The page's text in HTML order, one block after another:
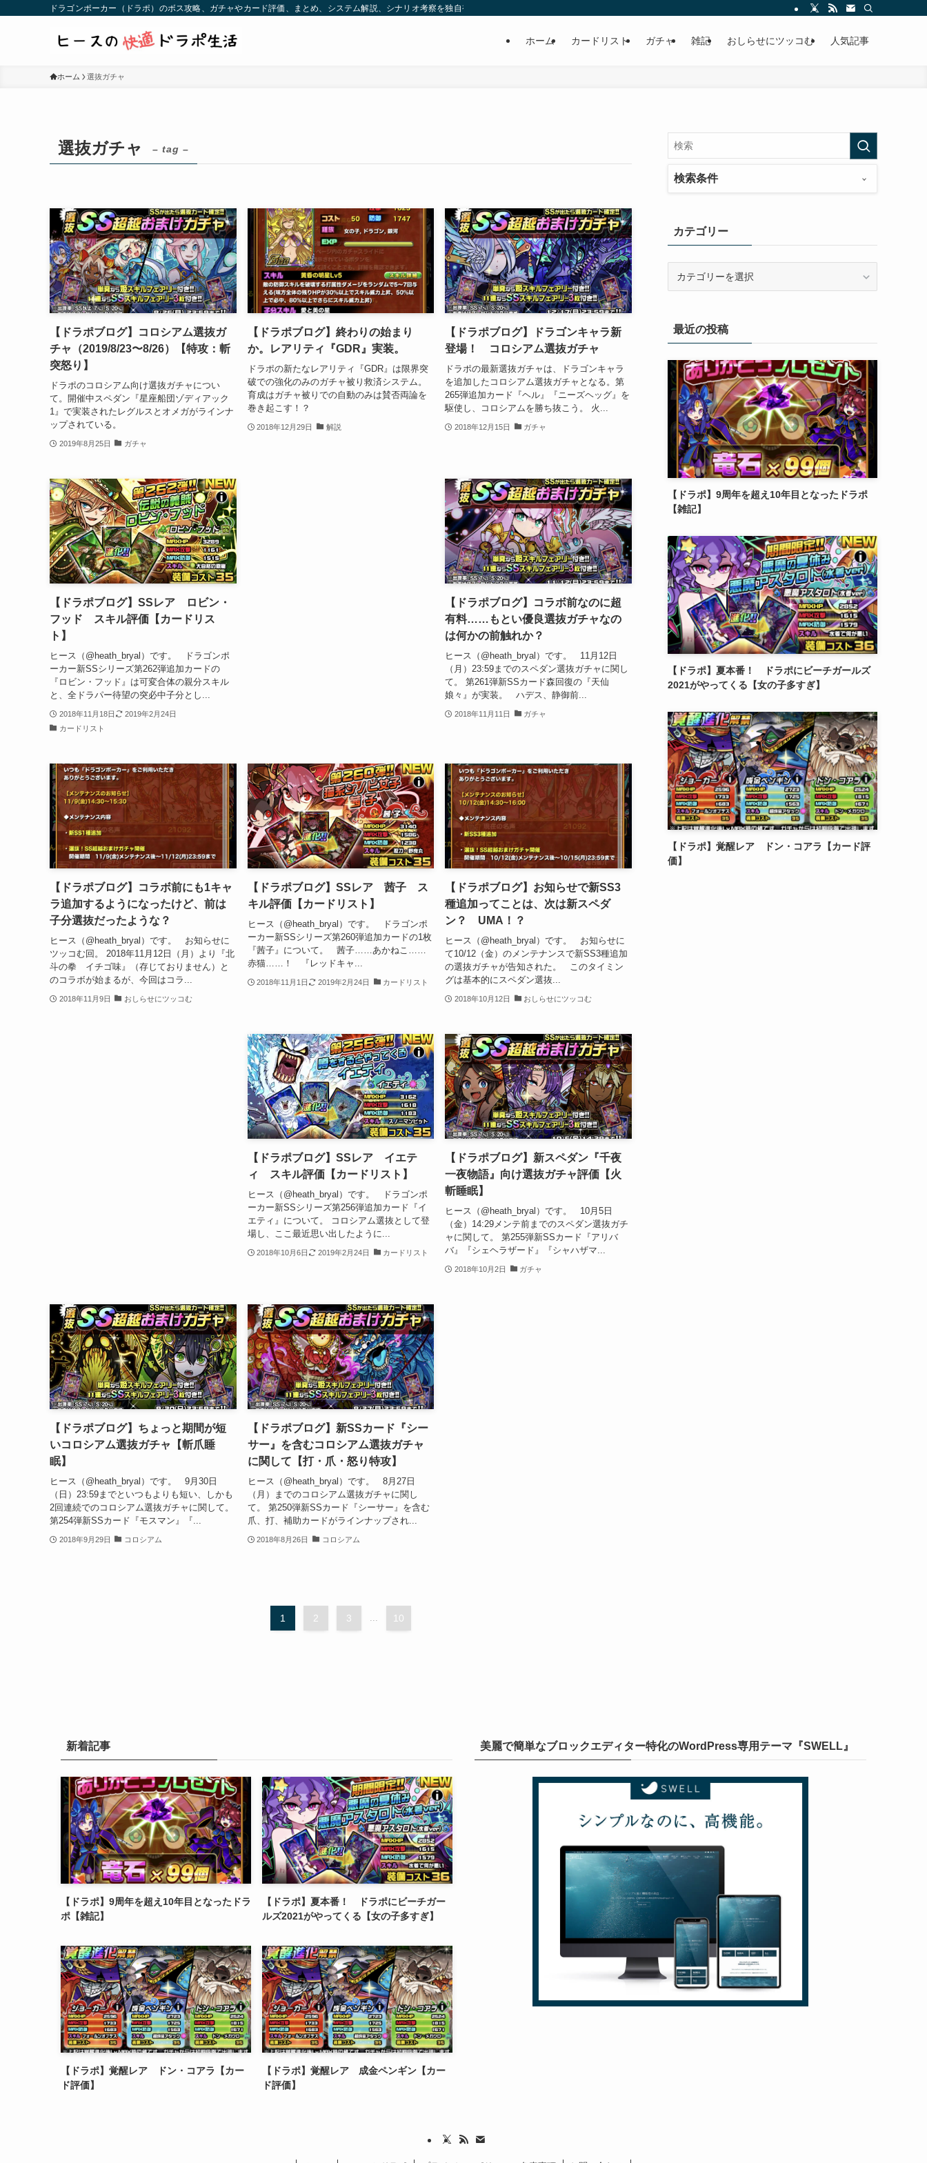
ドラゴンポーカー（ドラポ）のボス攻略、ガチャやカード評価、まとめ、システム解説、シナリオ考察を独自視点で発信する非公式ブログです。 | ヒースの快適ドラポ生活
ホーム カードリスト ガチャ 雑記 おしらせにツッコむ 人気記事
ホーム 選抜ガチャ
選抜ガチャ – tag –
【ドラポブログ】コロシアム選抜ガ
チャ（2019/8/23〜8/26）【特攻：斬
突怒り】
ドラポのコロシアム向け選抜ガチャについ
て。開催中スペダン『星座船団ゾディアック
1』で実装されたレグルスとオメガがラインナ
ップされている。
2019年8月25日 ガチャ
【ドラポブログ】終わりの始まり
か。レアリティ『GDR』実装。
ドラポの新たなレアリティ『GDR』は限界突
破での強化のみのガチャ被り救済システム。
育成はガチャ被りでの自動のみは賛否両論を
巻き起こす！？
2018年12月29日 解説
【ドラポブログ】ドラゴンキャラ新
登場！ コロシアム選抜ガチャ
ドラポの最新選抜ガチャは、ドラゴンキャラ
を追加したコロシアム選抜ガチャとなる。第
265弾追加カード『ヘル』『ニーズヘッグ』を
駆使し、コロシアムを勝ち抜こう。 火...
2018年12月15日 ガチャ
【ドラポブログ】SSレア ロビン・
フッド スキル評価【カードリス
ト】
ヒース（@heath_bryal）です。 ドラゴンポ
ーカー新SSシリーズ第262弾追加カードの
『ロビン・フッド』は可変合体の親分スキル
と、全ドラパー待望の突必中子分とし...
2018年11月18日
2019年2月24日
カードリスト
【ドラポブログ】コラボ前なのに超
有料……もとい優良選抜ガチャなの
は何かの前触れか？
ヒース（@heath_bryal）です。 11月12日
（月）23:59までのスペダン選抜ガチャに関し
て。 第261弾新SSカード森回復の『天仙
娘々』が実装。 ハデス、静御前...
2018年11月11日 ガチャ
【ドラポブログ】コラボ前にも1キャ
ラ追加するようになったけど、前は
子分選抜だったような？
ヒース（@heath_bryal）です。 お知らせに
ツッコむ回。 2018年11月12日（月）より『北
斗の拳 イチゴ味』（存じておりません）と
のコラボが始まるが、今回はコラ...
2018年11月9日 おしらせにツッコむ
【ドラポブログ】SSレア 茜子 ス
キル評価【カードリスト】
ヒース（@heath_bryal）です。 ドラゴンポ
ーカー新SSシリーズ第260弾追加カードの1枚
『茜子』について。 茜子……あかねこ……
赤猫……！ 『レッドキャ...
2018年11月1日 2019年2月24日 カードリスト
【ドラポブログ】お知らせで新SS3
種追加ってことは、次は新スペダ
ン？ UMA！？
ヒース（@heath_bryal）です。 お知らせに
て10/12（金）のメンテナンスで新SS3種追加
の選抜ガチャが告知された。 このタイミン
グは基本的にスペダン選抜...
2018年10月12日 おしらせにツッコむ
【ドラポブログ】SSレア イエテ
ィ スキル評価【カードリスト】
ヒース（@heath_bryal）です。 ドラゴンポ
ーカー新SSシリーズ第256弾追加カード『イ
エティ』について。 コロシアム選抜として登
場し、ここ最近思い出したように...
2018年10月6日 2019年2月24日 カードリスト
【ドラポブログ】新スペダン『千夜
一夜物語』向け選抜ガチャ評価【火
斬睡眠】
ヒース（@heath_bryal）です。 10月5日
（金）14:29メンテ前までのスペダン選抜ガチ
ャに関して。 第255弾新SSカード『アリバ
バ』『シェヘラザード』『シャハザマ...
2018年10月2日 ガチャ
【ドラポブログ】ちょっと期間が短
いコロシアム選抜ガチャ【斬爪睡
眠】
ヒース（@heath_bryal）です。 9月30日
（日）23:59までといつもよりも短い、しかも
2回連続でのコロシアム選抜ガチャに関して。
第254弾新SSカード『モスマン』『...
2018年9月29日 コロシアム
【ドラポブログ】新SSカード『シー
サー』を含むコロシアム選抜ガチャ
に関して【打・爪・怒り特攻】
ヒース（@heath_bryal）です。 8月27日
（月）までのコロシアム選抜ガチャに関し
て。 第250弾新SSカード『シーサー』を含む
爪、打、補助カードがラインナップされ...
2018年8月26日 コロシアム
1 2 3 10
検索条件
カテゴリー
ー最近の投稿
【ドラポ】9周年を超え10年目となったドラポ
【雑記】
【ドラポ】夏本番！ ドラポにビーチガールズ
2021がやってくる【女の子多すぎ】
【ドラポ】覚醒レア ドン・コアラ【カード評
価】
新着記事
【ドラポ】9周年を超え10年目となったドラ
ポ【雑記】
【ドラポ】夏本番！ ドラポにビーチガー
ルズ2021がやってくる【女の子多すぎ】
【ドラポ】覚醒レア ドン・コアラ【カー
ド評価】
【ドラポ】覚醒レア 成金ペンギン【カー
ド評価】
美麗で簡単なブロックエディター特化のWordPress専用テーマ『SWELL』